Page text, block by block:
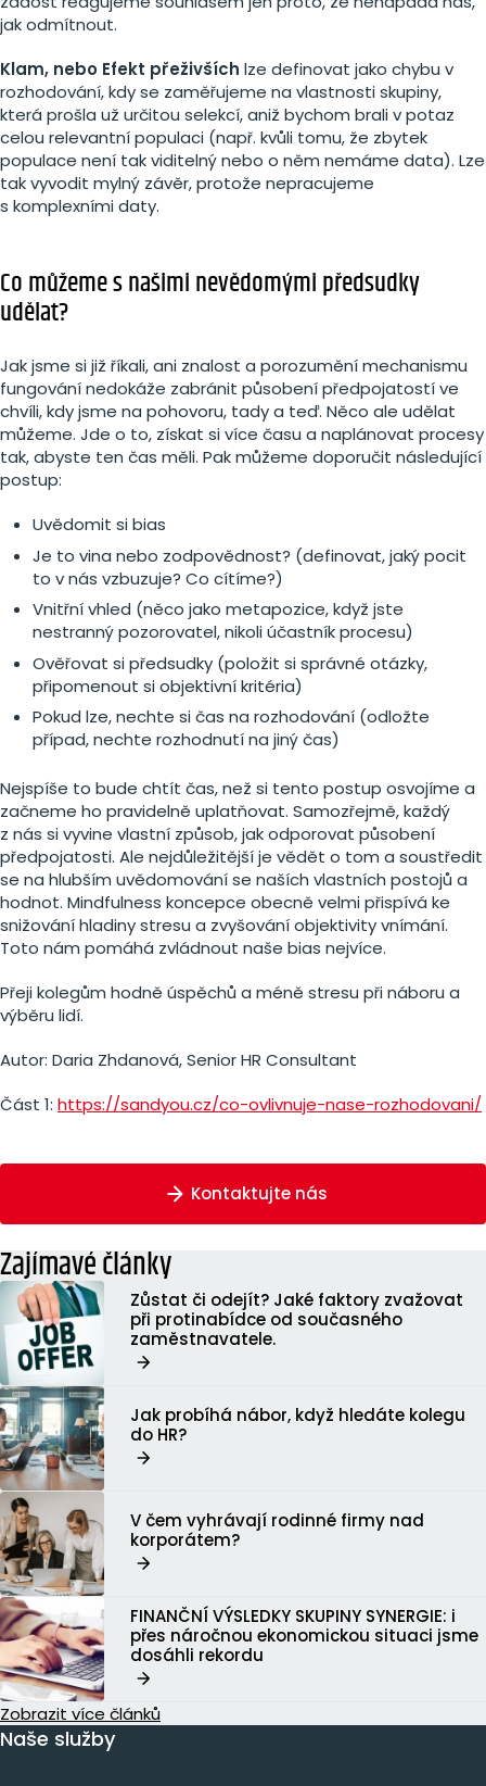
jak odmítnout.
Klam, nebo Efekt přeživších lze definovat jako chybu v
rozhodování, kdy se zaměřujeme na vlastnosti skupiny,
která prošla už určitou selekcí, aniž bychom brali v potaz
celou relevantní populaci (např. kvůli tomu, že zbytek
populace není tak viditelný nebo o něm nemáme data). Lze
tak vyvodit mylný závěr, protože nepracujeme
s komplexními daty.
Co můžeme s našimi nevědomými předsudky
udělat?
Jak jsme si již říkali, ani znalost a porozumění mechanismu
fungování nedokáže zabránit působení předpojatostí ve
chvíli, kdy jsme na pohovoru, tady a teď. Něco ale udělat
můžeme. Jde o to, získat si více času a naplánovat procesy
tak, abyste ten čas měli. Pak můžeme doporučit následující
postup:
Uvědomit si bias
Je to vina nebo zodpovědnost? (definovat, jaký pocit
to v nás vzbuzuje? Co cítíme?)
Vnitřní vhled (něco jako metapozice, když jste
nestranný pozorovatel, nikoli účastník procesu)
Ověřovat si předsudky (položit si správné otázky,
připomenout si objektivní kritéria)
Pokud lze, nechte si čas na rozhodování (odložte
případ, nechte rozhodnutí na jiný čas)
Nejspíše to bude chtít čas, než si tento postup osvojíme a
začneme ho pravidelně uplatňovat. Samozřejmě, každý
z nás si vyvine vlastní způsob, jak odporovat působení
předpojatosti. Ale nejdůležitější je vědět o tom a soustředit
se na hlubším uvědomování se naších vlastních postojů a
hodnot. Mindfulness koncepce obecně velmi přispívá ke
snižování hladiny stresu a zvyšování objektivity vnímání.
Toto nám pomáhá zvládnout naše bias nejvíce.
Přeji kolegům hodně úspěchů a méně stresu při náboru a
výběru lidí.
Autor: Daria Zhdanová, Senior HR Consultant
Část 1: https://sandyou.cz/co-ovlivnuje-nase-rozhodovani/
Kontaktujte nás
Zajímavé články
Zůstat či odejít? Jaké faktory zvažovat
při protinabídce od současného
zaměstnavatele.
Jak probíhá nábor, když hledáte kolegu
do HR?
V čem vyhrávají rodinné firmy nad
korporátem?
FINANČNÍ VÝSLEDKY SKUPINY SYNERGIE: i
přes náročnou ekonomickou situaci jsme
dosáhli rekordu
Zobrazit více článků
Naše služby